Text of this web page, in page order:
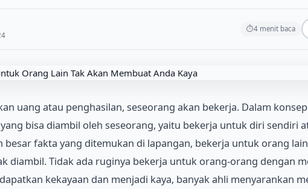
⏱4 menit baca
uang atau penghasilan, seseorang akan bekerja. Dalam
bisa diambil oleh seseorang, yaitu bekerja untuk diri sendiri
besar fakta yang ditemukan di lapangan, bekerja untuk orang
diambil. Tidak ada ruginya bekerja untuk orang-orang dengan
kekayaan dan menjadi kaya, banyak ahli menyarankan